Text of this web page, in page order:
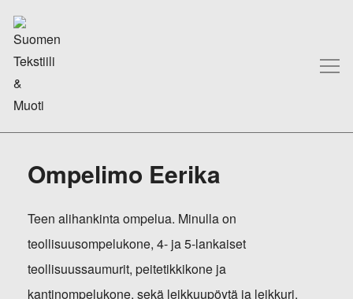
Ompelimo Eerika
Teen alihankinta ompelua. Minulla on
teollisuusompelukone, 4- ja 5-lankaiset
teollisuussaumurit, peitetikkikone ja
kantinompelukone, sekä leikkuupöytä ja leikkuri.